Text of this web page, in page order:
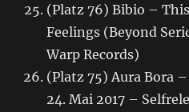
(Platz 76) Bibio –
Feelings (Beyond
Warp Records)
(Platz 75) Aura Bora
24. Mai 2017 –